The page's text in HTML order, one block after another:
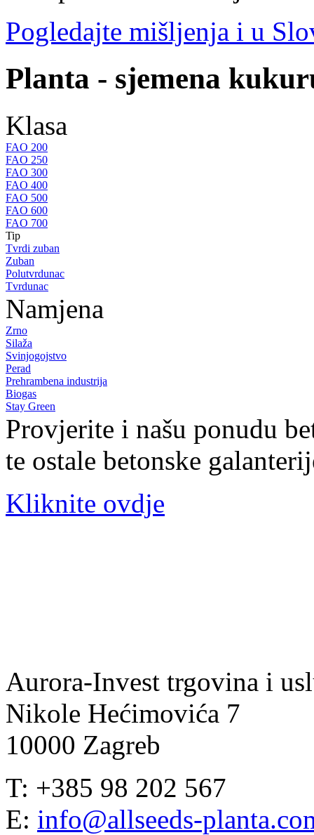
Pogledajte mišljenja i u
Planta - sjemena
Klasa
FAO 200
FAO 250
FAO 300
FAO 400
FAO 500
FAO 600
FAO 700
Tip
Tvrdi zuban
Zuban
Polutvrdunac
Tvrdunac
Namjena
Zrno
Silaža
Svinjogojstvo
Perad
Prehrambena industrija
Biogas
Stay Green
Provjerite i našu ponudu
te ostale betonske
Kliknite ovdje
Aurora-Invest trgovina i
Nikole Hećimovića 7
10000 Zagreb
T: +385 98 202 567
E: info@allseeds-